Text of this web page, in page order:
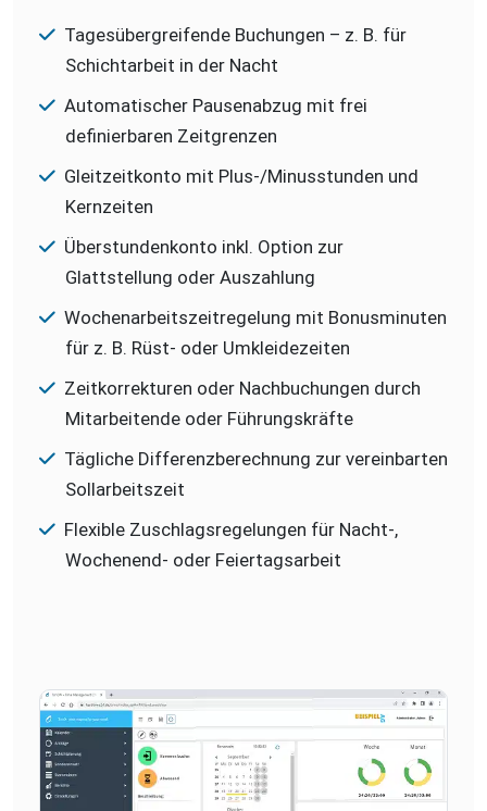
Tagesübergreifende Buchungen – z. B. für
Schichtarbeit in der Nacht
Automatischer Pausenabzug mit frei
definierbaren Zeitgrenzen
Gleitzeitkonto mit Plus-/Minusstunden und
Kernzeiten
Überstundenkonto inkl. Option zur
Glattstellung oder Auszahlung
Wochenarbeitszeitregelung mit Bonusminuten
für z. B. Rüst- oder Umkleidezeiten
Zeitkorrekturen oder Nachbuchungen durch
Mitarbeitende oder Führungskräfte
Tägliche Differenzberechnung zur vereinbarten
Sollarbeitszeit
Flexible Zuschlagsregelungen für Nacht-,
Wochenend- oder Feiertagsarbeit